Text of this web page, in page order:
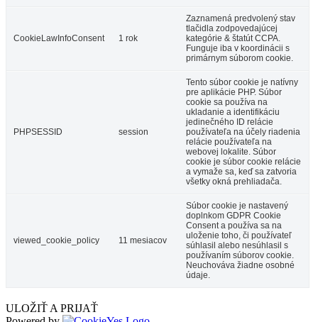
CookieLawInfoConsent 1 rok
Zaznamená predvolený stav
tlačidla zodpovedajúcej
kategórie & štatút CCPA.
Funguje iba v koordinácii s
primárnym súborom cookie.
PHPSESSID session
Tento súbor cookie je natívny
pre aplikácie PHP. Súbor
cookie sa používa na
ukladanie a identifikáciu
jedinečného ID relácie
používateľa na účely riadenia
relácie používateľa na
webovej lokalite. Súbor
cookie je súbor cookie relácie
a vymaže sa, keď sa zatvoria
všetky okná prehliadača.
viewed_cookie_policy 11 mesiacov
Súbor cookie je nastavený
doplnkom GDPR Cookie
Consent a používa sa na
uloženie toho, či používateľ
súhlasil alebo nesúhlasil s
používaním súborov cookie.
Neuchováva žiadne osobné
údaje.
ULOŽIŤ A PRIJAŤ